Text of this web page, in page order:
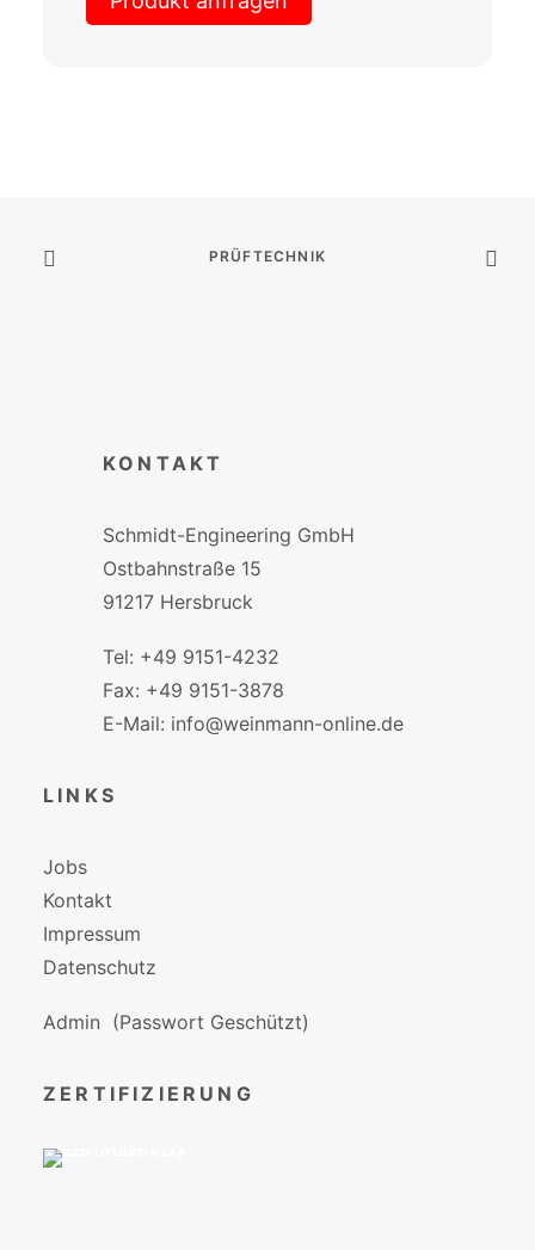
PRÜFTECHNIK
KONTAKT
Schmidt-Engineering GmbH
Ostbahnstraße 15
91217 Hersbruck
Tel: +49 9151-4232
Fax: +49 9151-3878
E-Mail: info@weinmann-online.de
LINKS
Jobs
Kontakt
Impressum
Datenschutz
Admin (Passwort Geschützt)
ZERTIFIZIERUNG